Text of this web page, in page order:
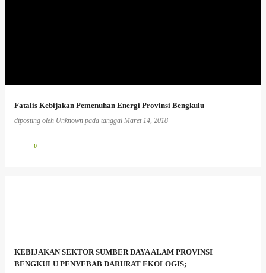
Fatalis Kebijakan Pemenuhan Energi Provinsi Bengkulu
diposting oleh Unknown pada tanggal Maret 14, 2018
0
KEBIJAKAN SEKTOR SUMBER DAYA ALAM PROVINSI
BENGKULU PENYEBAB DARURAT EKOLOGIS;